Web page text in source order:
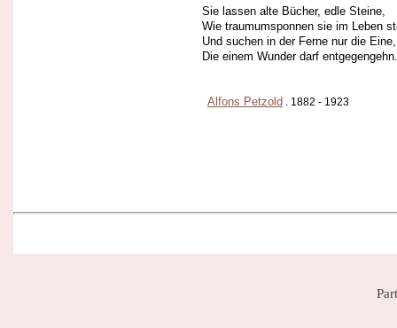
Sie lassen alte Bücher, edle Steine,
Wie traumumsponnen sie im Leben
Und suchen in der Ferne nur die Eine,
Die einem Wunder darf entgegengehn.
Alfons Petzold . 1882 - 1923